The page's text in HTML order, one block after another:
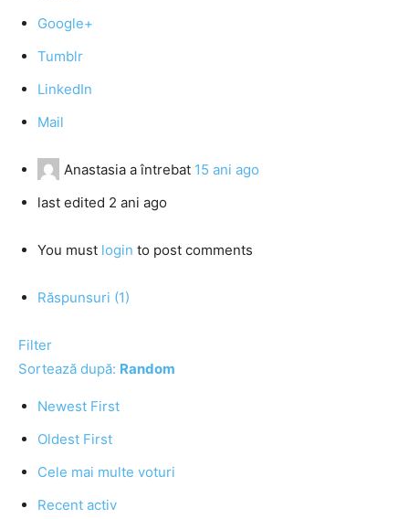
Google+
Tumblr
LinkedIn
Mail
Anastasia a întrebat 15 ani ago
last edited 2 ani ago
You must login to post comments
Răspunsuri (1)
Filter
Sortează după: Random
Newest First
Oldest First
Cele mai multe voturi
Recent activ